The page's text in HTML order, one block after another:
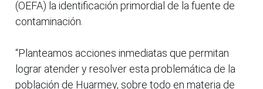
(OEFA) la identificación primordial de la fuente de
contaminación.
“Planteamos acciones inmediatas que permitan
lograr atender y resolver esta problemática de la
población de Huarmey, sobre todo en materia de